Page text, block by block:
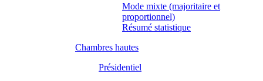
Mode mixte (majoritaire et
proportionnel)
Résumé statistique
Chambres hautes
Présidentiel